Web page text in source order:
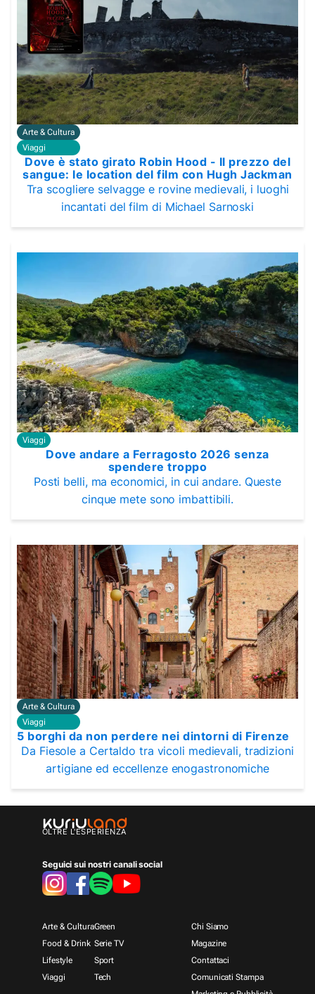
Arte & Cultura
Viaggi
Dove è stato girato Robin Hood - Il prezzo del
sangue: le location del film con Hugh Jackman
Tra scogliere selvagge e rovine medievali, i luoghi
incantati del film di Michael Sarnoski
Viaggi
Dove andare a Ferragosto 2026 senza
spendere troppo
Posti belli, ma economici, in cui andare. Queste
cinque mete sono imbattibili.
Arte & Cultura
Viaggi
5 borghi da non perdere nei dintorni di Firenze
Da Fiesole a Certaldo tra vicoli medievali, tradizioni
artigiane ed eccellenze enogastronomiche
OLTRE L'ESPERIENZA
Seguici sui nostri canali social
Arte & Cultura
Food & Drink
Lifestyle
Viaggi
Green
Serie TV
Sport
Tech
Chi Siamo
Magazine
Contattaci
Comunicati Stampa